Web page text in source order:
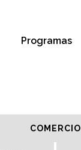
Programas
COMERCIO